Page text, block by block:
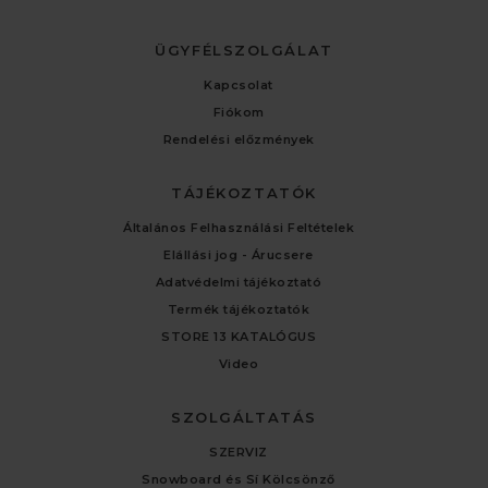
ÜGYFÉLSZOLGÁLAT
Kapcsolat
Fiókom
Rendelési előzmények
TÁJÉKOZTATÓK
Általános Felhasználási Feltételek
Elállási jog - Árucsere
Adatvédelmi tájékoztató
Termék tájékoztatók
STORE 13 KATALÓGUS
Video
SZOLGÁLTATÁS
SZERVIZ
Snowboard és Sí Kölcsönző